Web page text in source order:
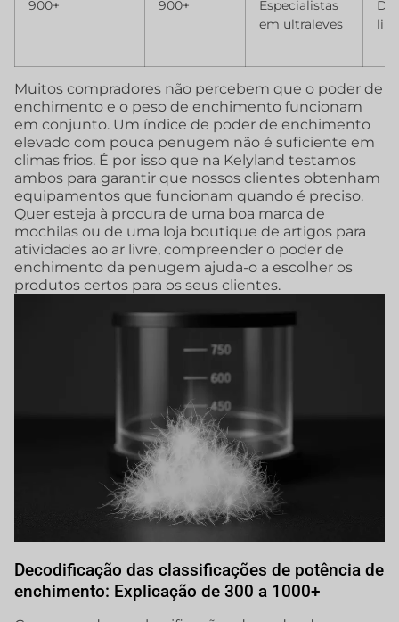
900+ 900+
Especialistas
em ultraleves
De
Muitos compradores não percebem que o poder de
enchimento e o peso de enchimento funcionam
em conjunto. Um índice de poder de enchimento
elevado com pouca penugem não é suficiente em
climas frios. É por isso que na Kelyland testamos
ambos para garantir que nossos clientes obtenham
equipamentos que funcionam quando é preciso.
Quer esteja à procura de uma boa marca de
mochilas ou de uma loja boutique de artigos para
atividades ao ar livre, compreender o poder de
enchimento da penugem ajuda-o a escolher os
produtos certos para os seus clientes.
Decodificação das classificações de potência de
enchimento: Explicação de 300 a 1000+